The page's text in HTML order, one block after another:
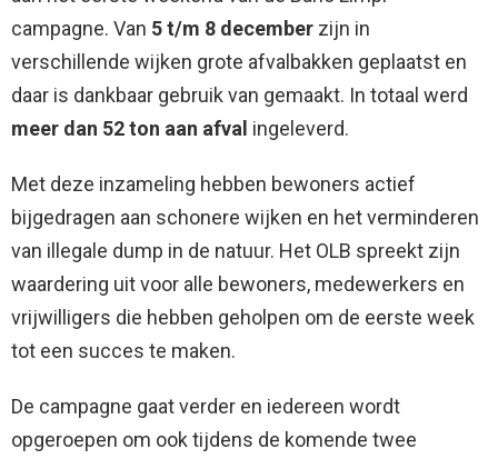
campagne. Van 5 t/m 8 december zijn in
verschillende wijken grote afvalbakken geplaatst en
daar is dankbaar gebruik van gemaakt. In totaal werd
meer dan 52 ton aan afval ingeleverd.
Met deze inzameling hebben bewoners actief
bijgedragen aan schonere wijken en het verminderen
van illegale dump in de natuur. Het OLB spreekt zijn
waardering uit voor alle bewoners, medewerkers en
vrijwilligers die hebben geholpen om de eerste week
tot een succes te maken.
De campagne gaat verder en iedereen wordt
opgeroepen om ook tijdens de komende twee